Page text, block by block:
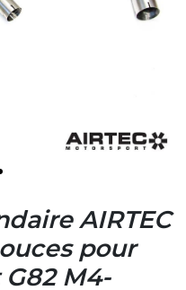
AIRTEC
pour
M4-